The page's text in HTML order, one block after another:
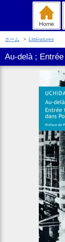
ホーム > Littératures
Au-delà ;